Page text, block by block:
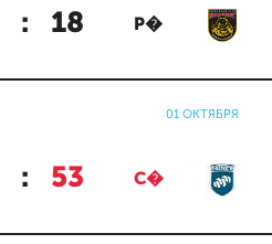
: 18 Р�
01 ОКТЯБРЯ
: 53 С�